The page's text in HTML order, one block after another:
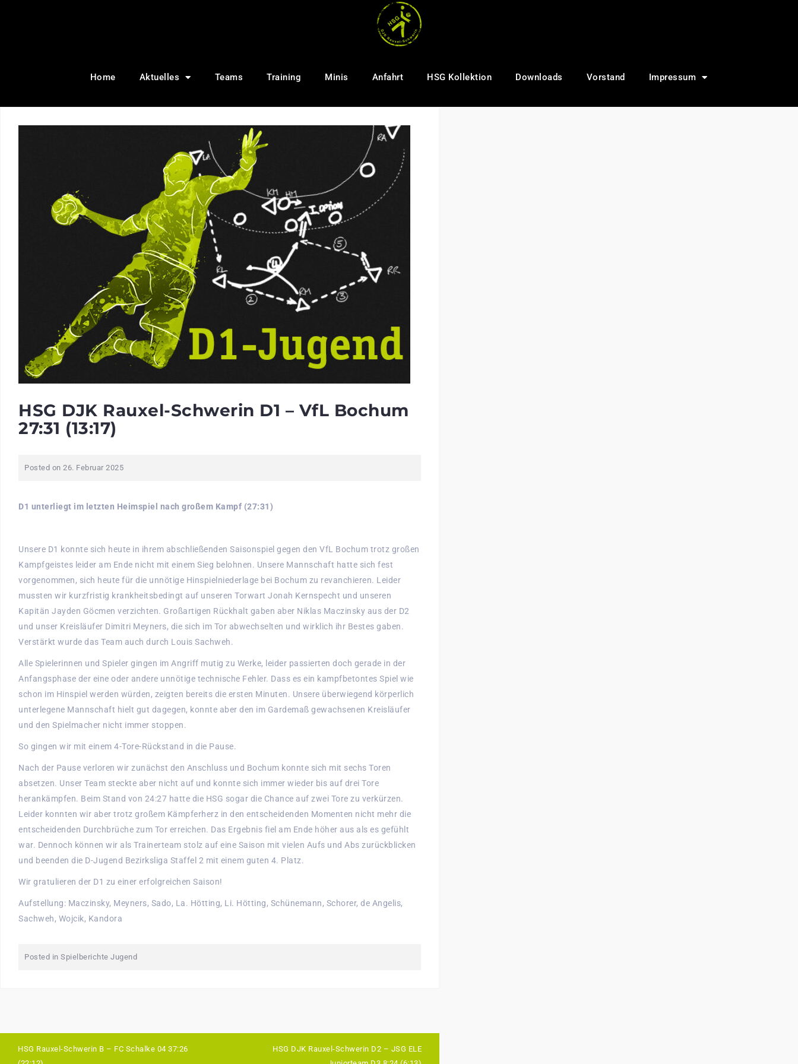
Home Aktuelles Teams Training Minis Anfahrt HSG Kollektion Downloads Vorstand Impressum
HSG DJK Rauxel-Schwerin D1 – VfL Bochum
27:31 (13:17)
Posted on 26. Februar 2025
D1 unterliegt im letzten Heimspiel nach großem Kampf (27:31)
Unsere D1 konnte sich heute in ihrem abschließenden Saisonspiel gegen den VfL Bochum trotz großen
Kampfgeistes leider am Ende nicht mit einem Sieg belohnen. Unsere Mannschaft hatte sich fest
vorgenommen, sich heute für die unnötige Hinspielniederlage bei Bochum zu revanchieren. Leider
mussten wir kurzfristig krankheitsbedingt auf unseren Torwart Jonah Kernspecht und unseren
Kapitän Jayden Göcmen verzichten. Großartigen Rückhalt gaben aber Niklas Maczinsky aus der D2
und unser Kreisläufer Dimitri Meyners, die sich im Tor abwechselten und wirklich ihr Bestes gaben.
Verstärkt wurde das Team auch durch Louis Sachweh.
Alle Spielerinnen und Spieler gingen im Angriff mutig zu Werke, leider passierten doch gerade in der
Anfangsphase der eine oder andere unnötige technische Fehler. Dass es ein kampfbetontes Spiel wie
schon im Hinspiel werden würden, zeigten bereits die ersten Minuten. Unsere überwiegend körperlich
unterlegene Mannschaft hielt gut dagegen, konnte aber den im Gardemaß gewachsenen Kreisläufer
und den Spielmacher nicht immer stoppen.
So gingen wir mit einem 4-Tore-Rückstand in die Pause.
Nach der Pause verloren wir zunächst den Anschluss und Bochum konnte sich mit sechs Toren
absetzen. Unser Team steckte aber nicht auf und konnte sich immer wieder bis auf drei Tore
herankämpfen. Beim Stand von 24:27 hatte die HSG sogar die Chance auf zwei Tore zu verkürzen.
Leider konnten wir aber trotz großem Kämpferherz in den entscheidenden Momenten nicht mehr die
entscheidenden Durchbrüche zum Tor erreichen. Das Ergebnis fiel am Ende höher aus als es gefühlt
war. Dennoch können wir als Trainerteam stolz auf eine Saison mit vielen Aufs und Abs zurückblicken
und beenden die D-Jugend Bezirksliga Staffel 2 mit einem guten 4. Platz.
Wir gratulieren der D1 zu einer erfolgreichen Saison!
Aufstellung: Maczinsky, Meyners, Sado, La. Hötting, Li. Hötting, Schünemann, Schorer, de Angelis,
Sachweh, Wojcik, Kandora
Posted in Spielberichte Jugend
HSG Rauxel-Schwerin B – FC Schalke 04 37:26
HSG DJK Rauxel-Schwerin D2 – JSG ELE